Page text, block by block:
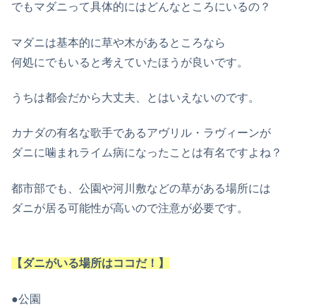
でもマダニって具体的にはどんなところにいるの？
マダニは基本的に草や木があるところなら
何処にでもいると考えていたほうが良いです。
うちは都会だから大丈夫、とはいえないのです。
カナダの有名な歌手であるアヴリル・ラヴィーンが
ダニに噛まれライム病になったことは有名ですよね？
都市部でも、公園や河川敷などの草がある場所には
ダニが居る可能性が高いので注意が必要です。
【ダニがいる場所はココだ！】
●公園